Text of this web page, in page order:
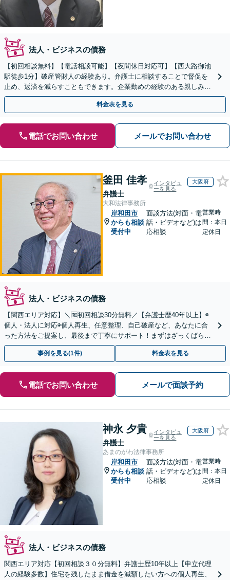
法人・ビジネスの債務
【初回相談無料】【電話相談可能】【夜間休日対応可】【西大路御池
駅徒歩1分】破産管財人の経験あり。弁護士に相談することで督促を
止め、返済を減らすこともできます。企業勤めの経験のある親しみや
すい弁護士です。お気軽にご相談ください。
料金表を見る
電話でお問い合わせ メールでお問い合わせ
釜田 佳孝
弁護士
インタビュ
ーを見る
大阪府
大和法律事務所
岸和田市
からも相談
受付中
面談方法(対面・電
話・ビデオなど)は
応相談
営業時
間：本日
定休日
法人・ビジネスの債務
【関西エリア対応】＼🆓初回相談30分無料／【弁護士歴40年以上】◉
個人・法人に対応◉個人再生、任意整理、自己破産など、あなたに合
った方法をご提案し、最後まで丁寧にサポート！まずはざっくばらん
にお話ししましょう◉お気軽にご相談ください
事例を見る(1件) 料金表を見る
電話でお問い合わせ メールで面談予約
神永 夕貴
弁護士
インタビュ
ーを見る
大阪府
あまのがわ法律事務所
岸和田市
からも相談
受付中
面談方法(対面・電
話・ビデオなど)は
応相談
営業時
間：本日
定休日
法人・ビジネスの債務
関西エリア対応【初回相談３０分無料】弁護士歴10年以上【申立代理
人の経験多数】住宅を残したまま借金を減額したい方への個人再生、